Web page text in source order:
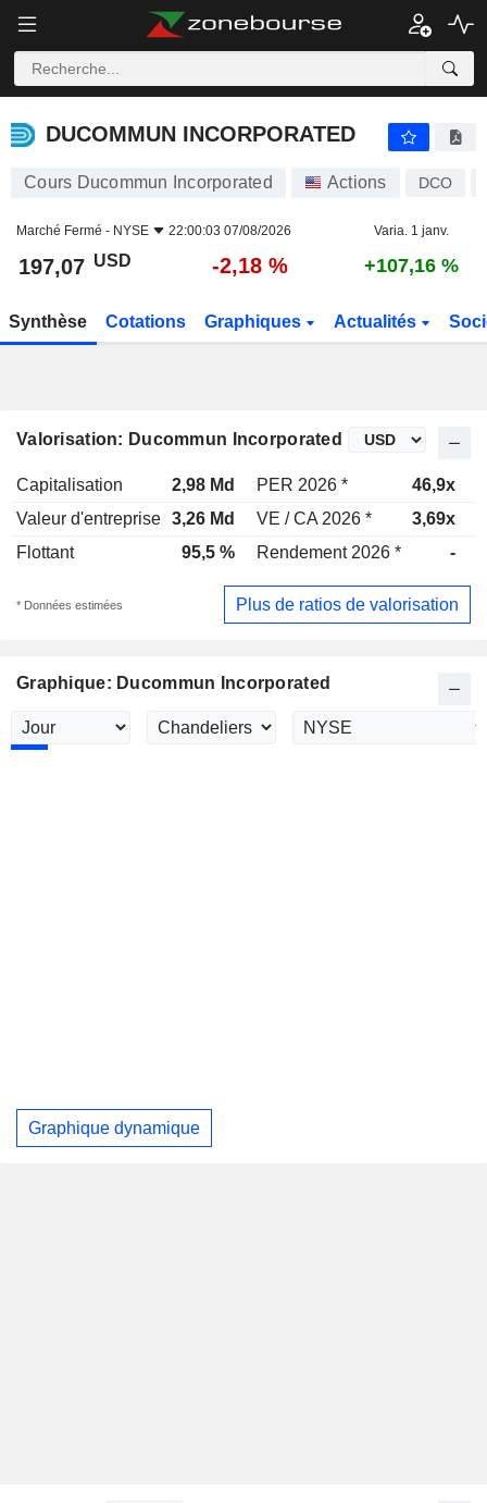
DUCOMMUN INCORPORATED
Cours Ducommun Incorporated Actions DCO
Marché Fermé - NYSE 22:00:03 07/08/2026 Varia. 1 janv.
197,07 USD -2,18 % +107,16 %
Synthèse Cotations Graphiques Actualités
Valorisation: Ducommun Incorporated
Capitalisation 2,98 Md PER 2026 * 46,9x
Valeur d'entreprise 3,26 Md VE / CA 2026 * 3,69x
Flottant
95,5 % Rendement 2026 * -
* Données estimées Plus de ratios de valorisation
Graphique: Ducommun Incorporated
Graphique dynamique